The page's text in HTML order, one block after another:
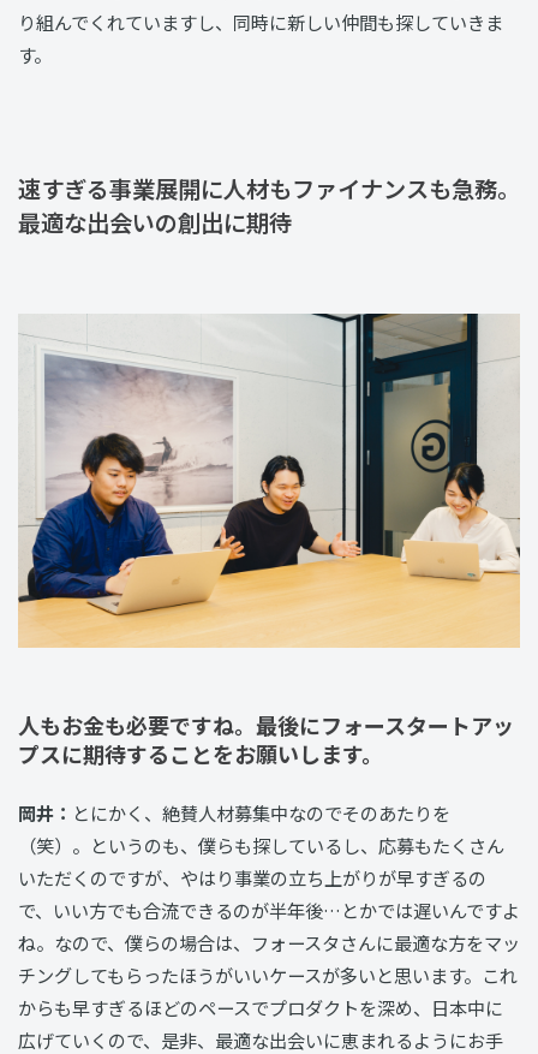
り組んでくれていますし、同時に新しい仲間も探していきま
す。
速すぎる事業展開に人材もファイナンスも急務。
最適な出会いの創出に期待
人もお金も必要ですね。最後にフォースタートアッ
プスに期待することをお願いします。
岡井： とにかく、絶賛人材募集中なのでそのあたりを
（笑）。というのも、僕らも探しているし、応募もたくさん
いただくのですが、やはり事業の立ち上がりが早すぎるの
で、いい方でも合流できるのが半年後…とかでは遅いんですよ
ね。なので、僕らの場合は、フォースタさんに最適な方をマッ
チングしてもらったほうがいいケースが多いと思います。これ
からも早すぎるほどのペースでプロダクトを深め、日本中に
広げていくので、是非、最適な出会いに恵まれるようにお手